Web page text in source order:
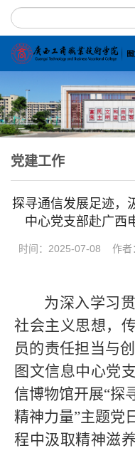
党建工作
探寻通信发展足迹
中心党支部赴广西
时间：2025-07-08 作
为深入学习
社会主义思想，
员的责任担当与
图文信息中心党
信博物馆开展“探
精神力量”主题党
程中汲取精神滋